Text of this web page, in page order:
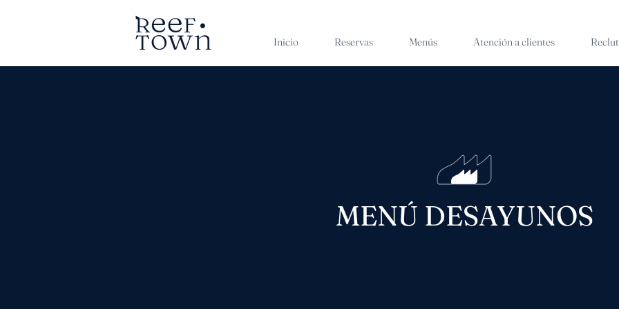
Inicio Reservas Menús Atención a clientes
MENÚ DESAYUNOS